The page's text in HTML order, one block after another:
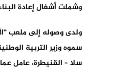
وشملت أشغال إعادة
ولدى وصوله إلى ملعب
سموه وزير التربية
سلا – القنيطرة، عامل